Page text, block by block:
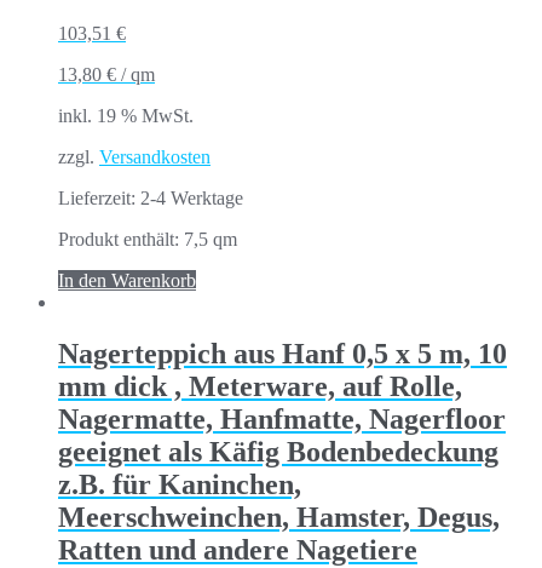
103,51 €
13,80 € /qm
inkl. 19 % MwSt.
zzgl. Versandkosten
Lieferzeit: 2-4 Werktage
Produkt enthält: 7,5 qm
In den Warenkorb
Nagerteppich aus Hanf 0,5 x 5 m, 10
mm dick , Meterware, auf Rolle,
Nagermatte, Hanfmatte, Nagerfloor
geeignet als Käfig Bodenbedeckung
z.B. für Kaninchen,
Meerschweinchen, Hamster, Degus,
Ratten und andere Nagetiere